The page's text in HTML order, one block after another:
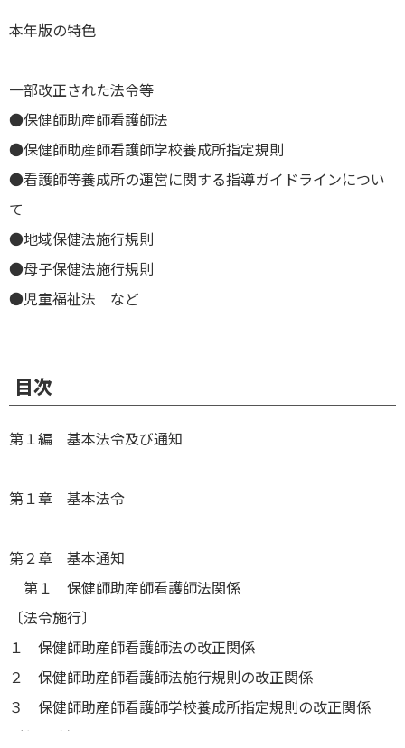
本年版の特色
一部改正された法令等
●保健師助産師看護師法
●保健師助産師看護師学校養成所指定規則
●看護師等養成所の運営に関する指導ガイドラインについ
て
●地域保健法施行規則
●母子保健法施行規則
●児童福祉法 など
目次
第１編 基本法令及び通知
第１章 基本法令
第２章 基本通知
第１ 保健師助産師看護師法関係
〔法令施行〕
１ 保健師助産師看護師法の改正関係
２ 保健師助産師看護師法施行規則の改正関係
３ 保健師助産師看護師学校養成所指定規則の改正関係
〔免 許〕